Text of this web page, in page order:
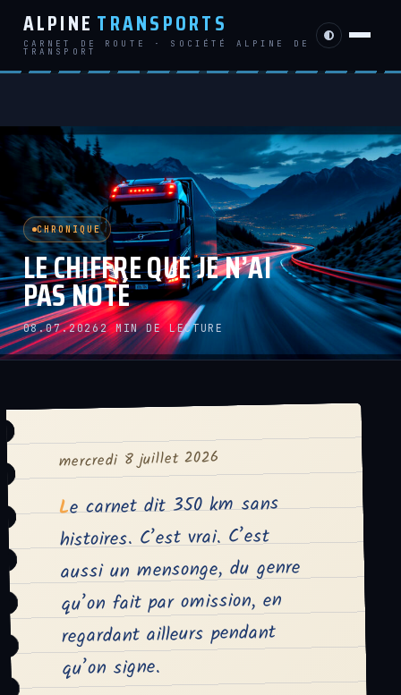
ALPINE TRANSPORTS
CARNET DE ROUTE · SOCIÉTÉ ALPINE DE
TRANSPORT
CHRONIQUE
LE CHIFFRE QUE JE N’AI
PAS NOTÉ
08.07.20262 MIN DE LECTURE
mercredi 8 juillet 2026
Le carnet dit 350 km sans
histoires. C’est vrai. C’est
aussi un mensonge, du genre
qu’on fait par omission, en
regardant ailleurs pendant
qu’on signe.